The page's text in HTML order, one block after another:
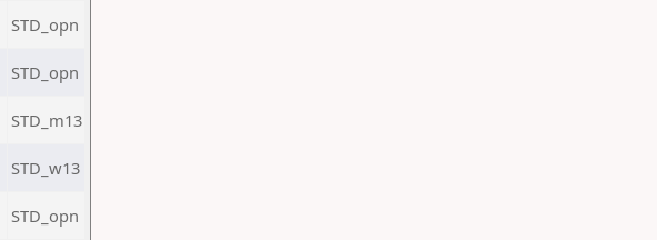
STD_opn
STD_opn
STD_m13
STD_w13
STD_opn